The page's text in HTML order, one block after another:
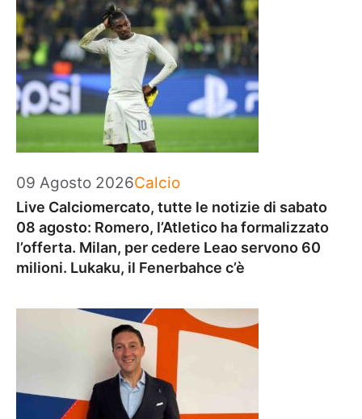
09 Agosto 2026Categorie
Calcio
Live Calciomercato, tutte le notizie di sabato
08 agosto: Romero, l’Atletico ha formalizzato
l’offerta. Milan, per cedere Leao servono 60
milioni. Lukaku, il Fenerbahce c’è